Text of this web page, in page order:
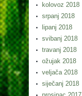
kolovoz 2018
srpanj 2018
lipanj 2018
svibanj 2018
travanj 2018
ožujak 2018
veljača 2018
siječanj 2018